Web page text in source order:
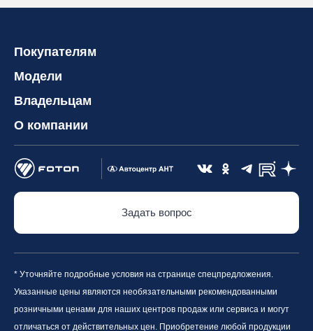
Покупателям
Модели
Владельцам
О компании
Задать вопрос
* Уточняйте подробные условия на странице спецпредложения.
Указанные цены являются необязательными рекомендованными
розничными ценами для наших центров продаж или сервиса и могут
отличаться от действительных цен. Приобретение любой продукции